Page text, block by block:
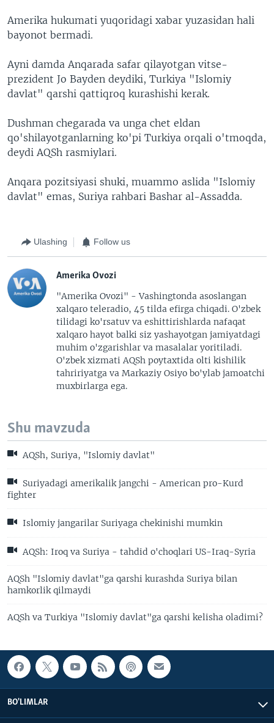
Amerika hukumati yuqoridagi xabar yuzasidan hali
bayonot bermadi.
Ayni damda Anqarada safar qilayotgan vitse-
prezident Jo Bayden deydiki, Turkiya "Islomiy
davlat" qarshi qattiqroq kurashishi kerak.
Dushman chegarada va unga chet eldan
qo'shilayotganlarning ko'pi Turkiya orqali o'tmoqda,
deydi AQSh rasmiylari.
Anqara pozitsiyasi shuki, muammo aslida "Islomiy
davlat" emas, Suriya rahbari Bashar al-Assadda.
Ulashing Follow us
Amerika Ovozi
"Amerika Ovozi" - Vashingtonda asoslangan
xalqaro teleradio, 45 tilda efirga chiqadi. O'zbek
tilidagi ko'rsatuv va eshittirishlarda nafaqat
xalqaro hayot balki siz yashayotgan jamiyatdagi
muhim o'zgarishlar va masalalar yoritiladi.
O'zbek xizmati AQSh poytaxtida olti kishilik
tahririyatga va Markaziy Osiyo bo'ylab jamoatchi
muxbirlarga ega.
Shu mavzuda
AQSh, Suriya, "Islomiy davlat"
Suriyadagi amerikalik jangchi - American pro-Kurd
fighter
Islomiy jangarilar Suriyaga chekinishi mumkin
AQSh: Iroq va Suriya - tahdid o'choqlari US-Iraq-Syria
AQSh "Islomiy davlat"ga qarshi kurashda Suriya bilan
hamkorlik qilmaydi
AQSh va Turkiya "Islomiy davlat"ga qarshi kelisha oladimi?
BO'LIMLAR